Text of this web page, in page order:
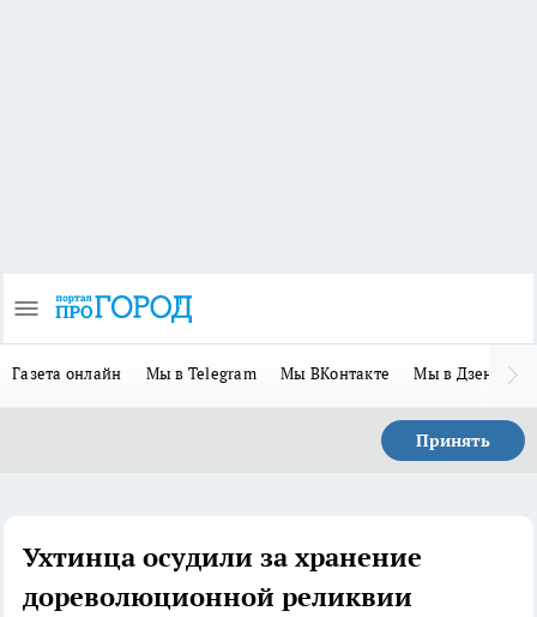
Газета онлайн Мы в Telegram Мы ВКонтакте Мы в Дзене
Принять
Ухтинца осудили за хранение
дореволюционной реликвии